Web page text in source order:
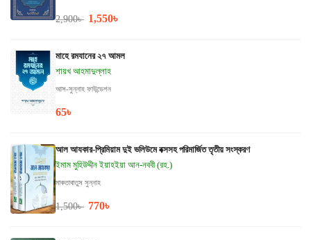
2,900৳ 1,550৳
মাহে রমযানের ২৭ আমল
শায়খ আহমাদুল্লাহ
আস-সুন্নাহ ফাউন্ডেশন
65৳
আল আযকার-প্রিমিয়াম দুই ভলিউমে বক্সসহ পরিমার্জিত তৃতীয় সংস্করণ
ইমাম মুহিউদ্দীন ইয়াহইয়া আন-নববী (রহ.)
মাকতাবাতুস সুন্নাহ
1,500৳ 770৳